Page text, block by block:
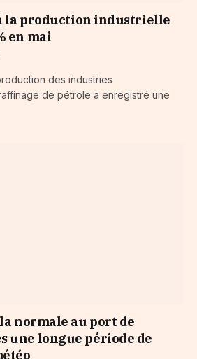
la production industrielle
en mai
des industries
de pétrole a enregistré une
normale au port de
une longue période de